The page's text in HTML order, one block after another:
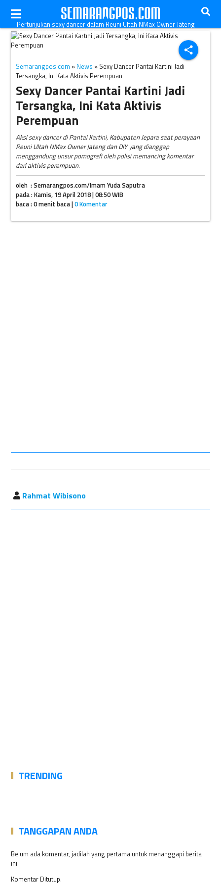
share
Pertunjukan sexy dancer dalam Reuni Ultah NMax Owner Jateng
dan DIY di Pantai Kartini, Kabupaten Jepara, Jateng.
(Okezone.com-Ist)
Semarangpos.com » News » Sexy Dancer Pantai Kartini Jadi
Tersangka, Ini Kata Aktivis Perempuan
Sexy Dancer Pantai Kartini Jadi
Tersangka, Ini Kata Aktivis
Perempuan
Aksi sexy dancer di Pantai Kartini, Kabupaten Jepara saat perayaan
Reuni Ultah NMax Owner Jateng dan DIY yang dianggap
menggandung unsur pornografi oleh polisi memancing komentar
dari aktivis perempuan.
oleh : Semarangpos.com/Imam Yuda Saputra
pada : Kamis, 19 April 2018 | 08:50 WIB
baca : 0 menit baca |0 Komentar
Rahmat Wibisono
TRENDING
TANGGAPAN ANDA
Belum ada komentar, jadilah yang pertama untuk menanggapi berita
ini.
Komentar Ditutup.